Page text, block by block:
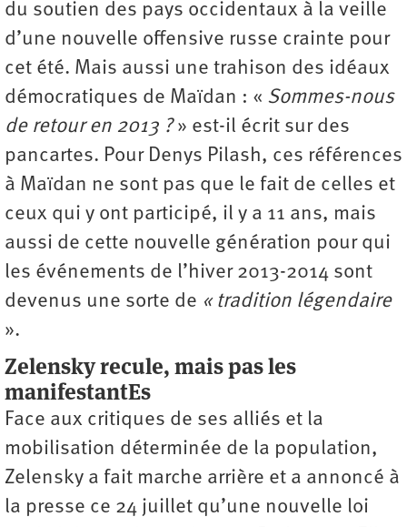
du soutien des pays occidentaux à la veille
d’une nouvelle offensive russe crainte pour
cet été. Mais aussi une trahison des idéaux
démocratiques de Maïdan : « Sommes-nous
de retour en 2013 ?» est-il écrit sur des
pancartes. Pour Denys Pilash, ces références
à Maïdan ne sont pas que le fait de celles et
ceux qui y ont participé, il y a 11 ans, mais
aussi de cette nouvelle génération pour qui
les événements de l’hiver 2013-2014 sont
devenus une sorte de « tradition légendaire
».
Zelensky recule, mais pas les
manifestantEs
Face aux critiques de ses alliés et la
mobilisation déterminée de la population,
Zelensky a fait marche arrière et a annoncé à
la presse ce 24 juillet qu’une nouvelle loi